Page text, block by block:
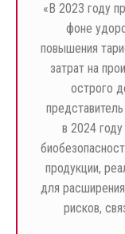
« В 2023 году
фоне
повышения
затрат на
острого
в 2024
продукции,
для
рисков,